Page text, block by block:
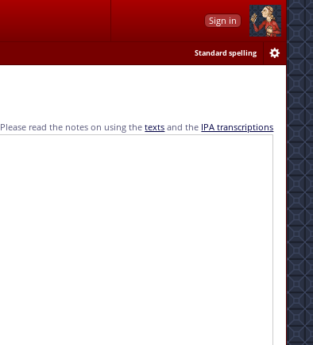
Sign in
Standard spelling
Please read the notes on using thetexts and the IPA transcriptions